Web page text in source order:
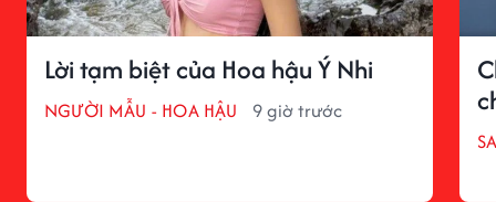
Lời tạm biệt của Hoa hậu Ý Nhi
NGƯỜI MẪU - HOA HẬU 9 giờ trước